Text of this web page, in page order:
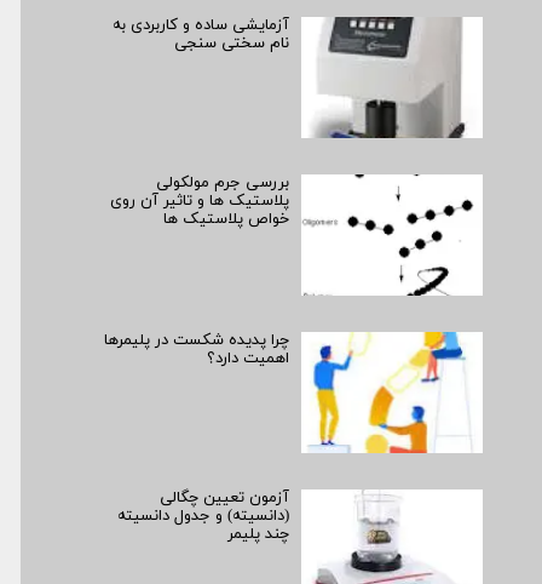
آزمایشی ساده و کاربردی به
نام سختی سنجی
بررسی جرم مولکولی
پلاستیک ها و تاثیر آن روی
خواص پلاستیک ها
چرا پدیده شکست در پلیمرها
اهمیت دارد؟
آزمون تعیین چگالی
(دانسیته) و جدول دانسیته
چند پلیمر